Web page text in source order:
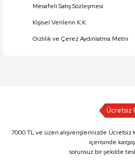
Mesafeli Satış Sözleşmesi
Kişisel Verilerin K.K.
Gizlilik ve Çerez Aydınlatma Metni
Ücretsiz
7000 TL ve üzeri alışverişlerinizde Ücretsiz
içerisinde
sorunsuz bir şekilde